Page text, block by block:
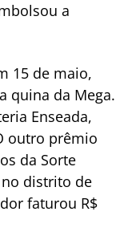
a
15 de maio,
quina da Mega.
Enseada,
outro prêmio
da Sorte
no distrito de
faturou R$